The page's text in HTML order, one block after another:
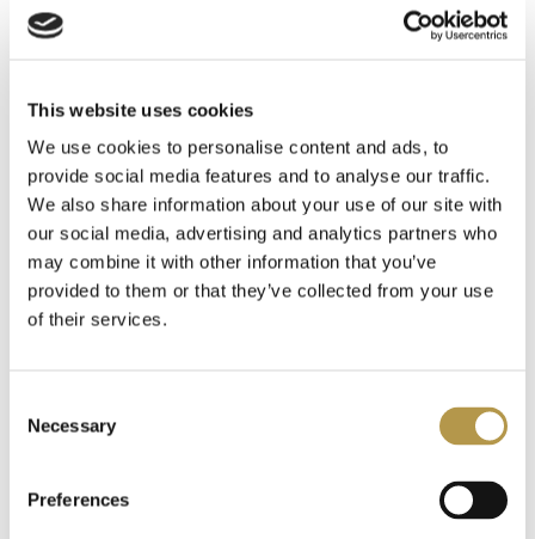
This website uses cookies
We use cookies to personalise content and ads, to
provide social media features and to analyse our traffic.
We also share information about your use of our site with
our social media, advertising and analytics partners who
may combine it with other information that you’ve
provided to them or that they’ve collected from your use
of their services.
Selection
Necessary
Preferences
INFORMACJE O WYSYŁCE
OPINIE